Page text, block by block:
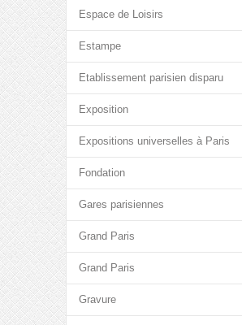
Espace de Loisirs
Estampe
Etablissement parisien disparu
Exposition
Expositions universelles à Paris
Fondation
Gares parisiennes
Grand Paris
Grand Paris
Gravure